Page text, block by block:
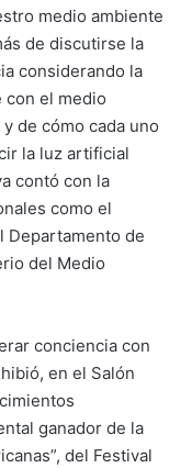
medio ambiente
de discutirse la
considerando la
con el medio
de cómo cada uno
la luz artificial
contó con la
como el
Departamento de
del Medio
conciencia con
en el Salón
ganador de la
del Festival